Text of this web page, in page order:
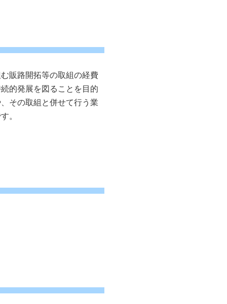
販路開拓等の取組の経費
的発展を図ることを目的
その取組と併せて行う業
。